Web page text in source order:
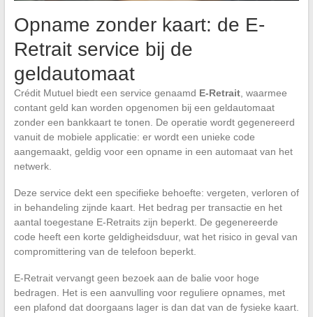
Opname zonder kaart: de E-
Retrait service bij de
geldautomaat
Crédit Mutuel biedt een service genaamd E-Retrait, waarmee
contant geld kan worden opgenomen bij een geldautomaat
zonder een bankkaart te tonen. De operatie wordt gegenereerd
vanuit de mobiele applicatie: er wordt een unieke code
aangemaakt, geldig voor een opname in een automaat van het
netwerk.
Deze service dekt een specifieke behoefte: vergeten, verloren of
in behandeling zijnde kaart. Het bedrag per transactie en het
aantal toegestane E-Retraits zijn beperkt. De gegenereerde
code heeft een korte geldigheidsduur, wat het risico in geval van
compromittering van de telefoon beperkt.
E-Retrait vervangt geen bezoek aan de balie voor hoge
bedragen. Het is een aanvulling voor reguliere opnames, met
een plafond dat doorgaans lager is dan dat van de fysieke kaart.